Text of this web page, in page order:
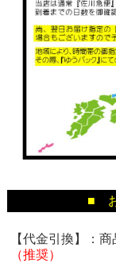
■
【代金引換】：
（推奨）